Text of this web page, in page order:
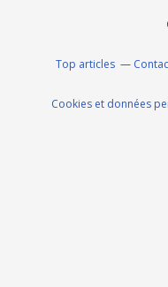
Top articles
Cookies et données